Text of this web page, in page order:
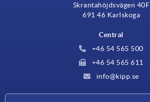
Skrantahöjdsvägen 40F
691 46 Karlskoga
Central
+46 54 565 500
+46 54 565 611
info@kipp.se